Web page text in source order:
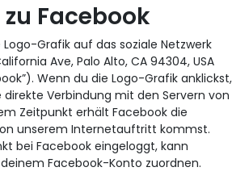
Facebook
Grafik auf das soziale Netzwerk
Ave, Palo Alto, CA 94304, USA
Wenn du die Logo-Grafik anklickst,
direkte Verbindung mit den Servern von
Zeitpunkt erhält Facebook die
unserem Internetauftritt kommst.
bei Facebook eingeloggt, kann
Facebook-Konto zuordnen.